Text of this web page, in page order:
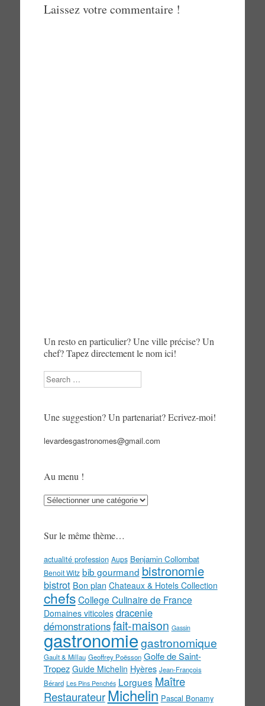
Laissez votre commentaire !
Un resto en particulier? Une ville précise? Un
chef? Tapez directement le nom ici!
Search
Une suggestion? Un partenariat? Ecrivez-moi!
levardesgastronomes@gmail.com
Au menu !
Au
Sur le même thème…
actualité profession Aups Benjamin Collombat
Benoit Witz bib gourmand bistronomie
bistrot Bon plan Chateaux & Hotels Collection
chefs College Culinaire de France
Domaines viticoles dracenie
démonstrationsfait-maison Gassin
gastronomiegastronomique
Gault & Millau Geoffrey Poësson Golfe de Saint-
Tropez Guide Michelin Hyères Jean-François
Bérard Les Pins Penchés Lorgues Maître
Restaurateur Michelin Pascal Bonamy